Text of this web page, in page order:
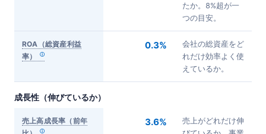
たか。8%超が一
つの目安。
ROA（総資産利益
率）
0.3%
会社の総資産をど
れだけ効率よく使
えているか。
成長性（伸びているか）
売上高成長率（前年
3.6%
売上がどれだけ伸